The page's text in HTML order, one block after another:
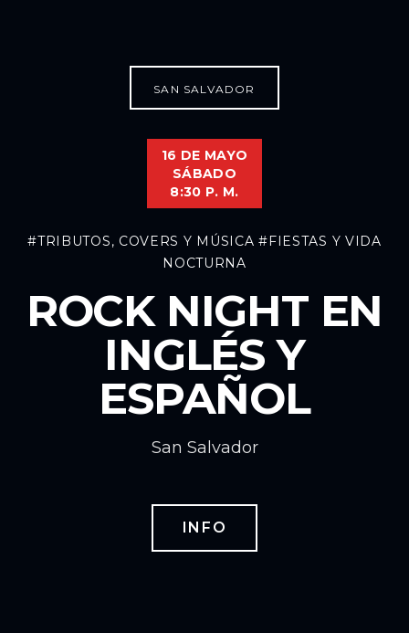
SAN SALVADOR
16 DE MAYO
SÁBADO
8:30 P. M.
#TRIBUTOS, COVERS Y MÚSICA #FIESTAS Y VIDA
NOCTURNA
ROCK NIGHT EN
INGLÉS Y
ESPAÑOL
San Salvador
INFO